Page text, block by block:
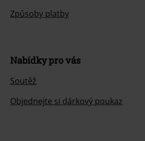
Způsoby platby
Nabídky pro vás
Soutěž
Objednejte si dárkový poukaz